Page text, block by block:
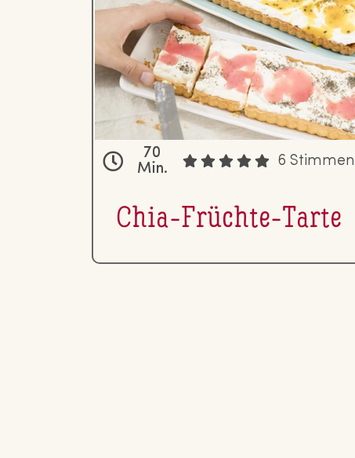
70
Min.
6 Stimmen
Chia-Früchte-Tarte